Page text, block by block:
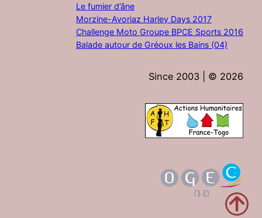
Le fumier d’âne
Morzine-Avoriaz Harley Days 2017
Challenge Moto Groupe BPCE Sports 2016
Balade autour de Gréoux les Bains (04)
Since 2003 | © 2026